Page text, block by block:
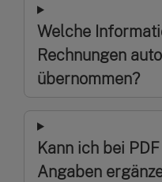
Welche
Rechnungen
übernommen?
Kann ich bei
Angaben